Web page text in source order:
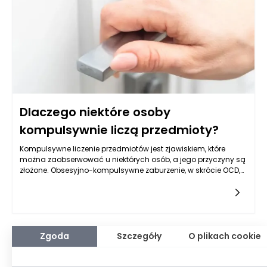
Dlaczego niektóre osoby
kompulsywnie liczą przedmioty?
Kompulsywne liczenie przedmiotów jest zjawiskiem, które
można zaobserwować u niektórych osób, a jego przyczyny są
złożone. Obsesyjno-kompulsywne zaburzenie, w skrócie OCD,
zaczynają liczyć przedmioty. Leczenie takich schorzeń zwykle
terapii. Osoby z OCD często doświadczają obsesyjnych myśli,
które prowadzą do przeprowadzania kompulsywnych działań,
aby w jakiś sposób złagodzić odczuwany niepokój.
Zgoda Szczegóły O plikach cookie